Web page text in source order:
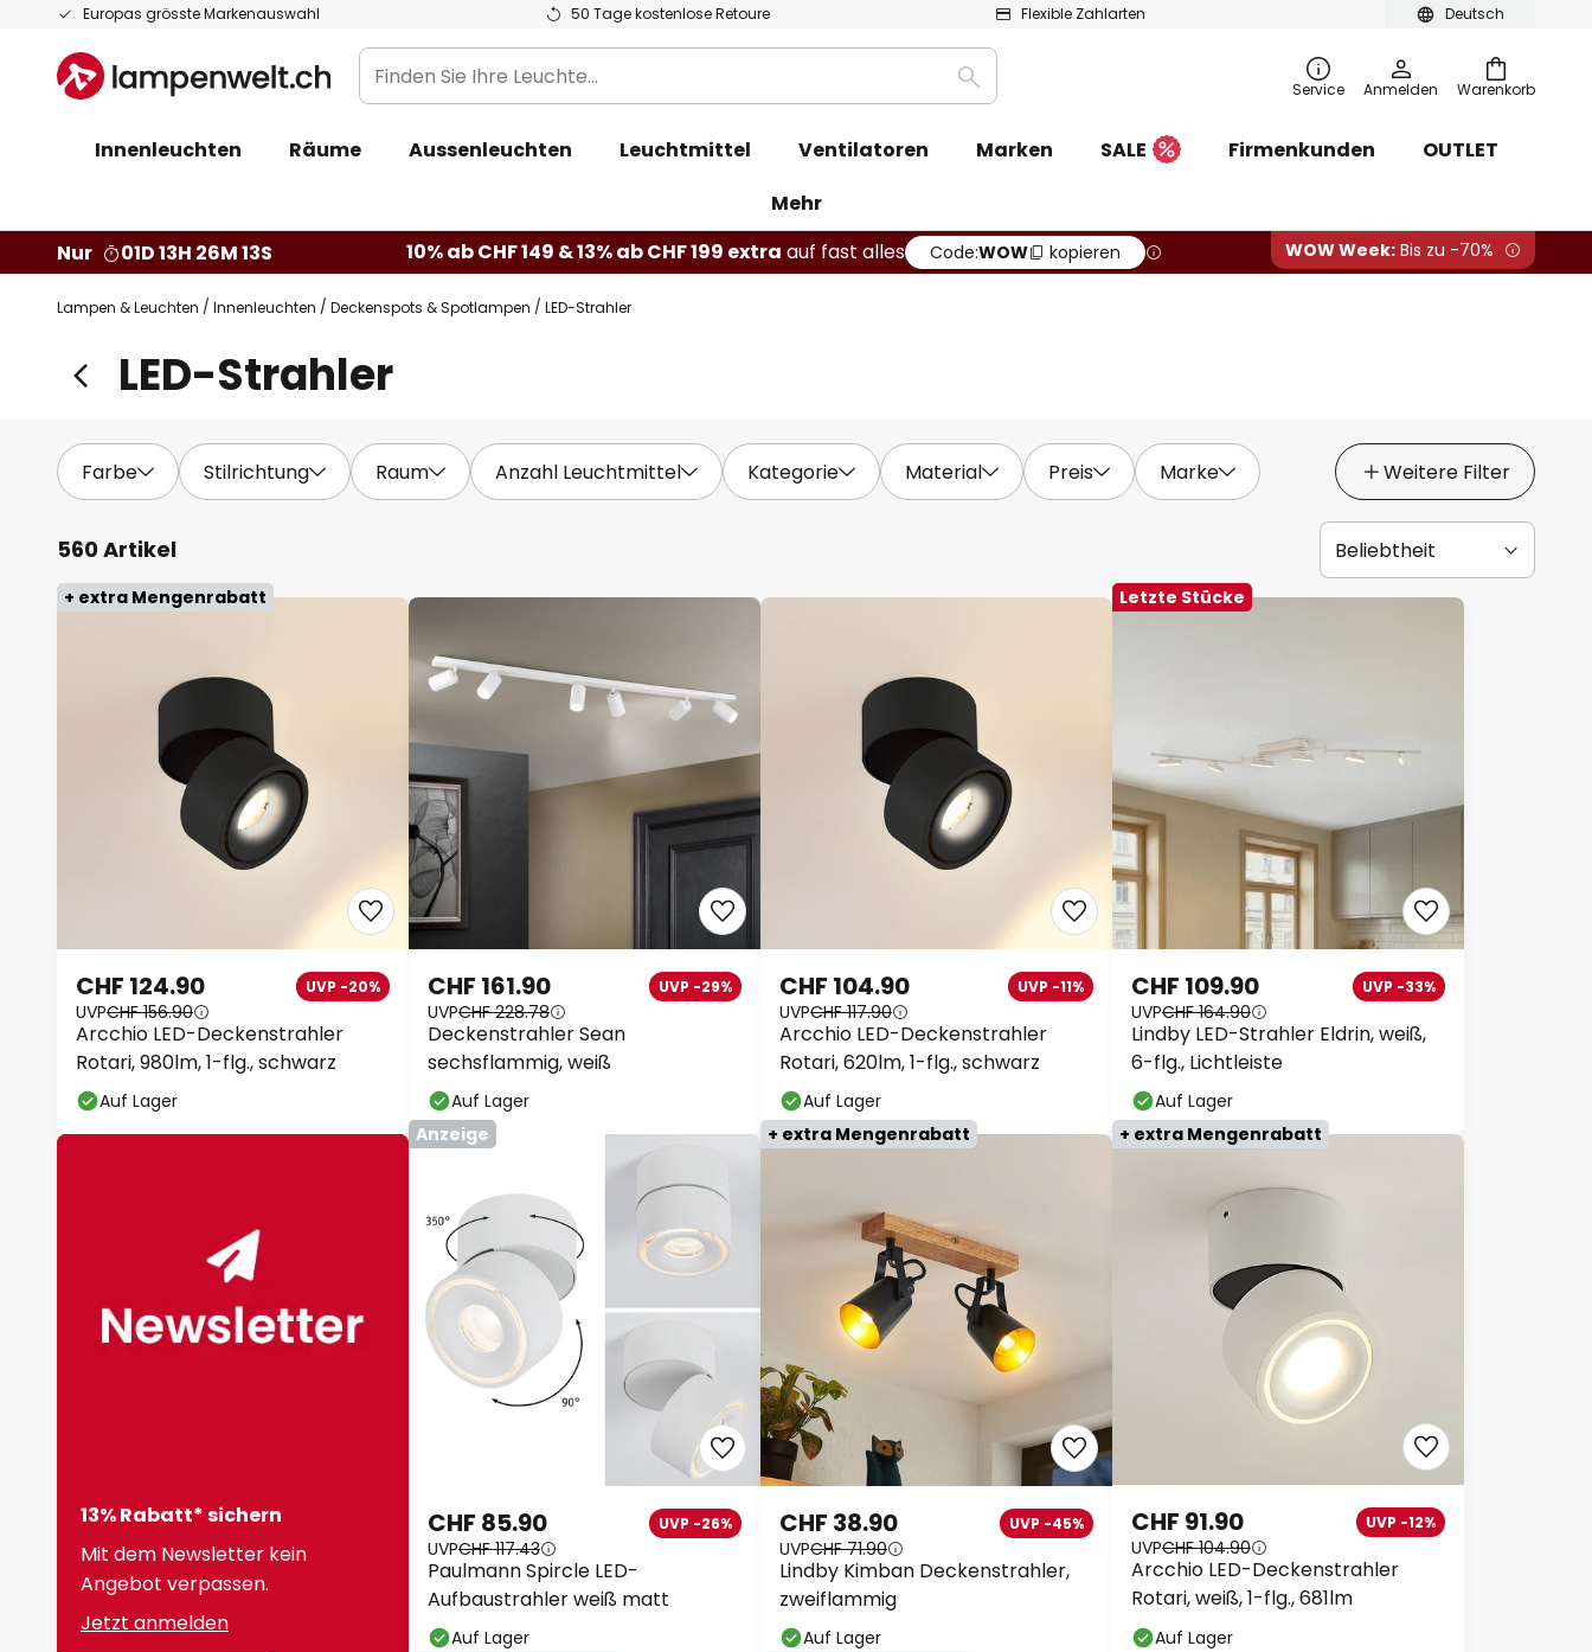
Deutsch
Europas grösste Markenauswahl 50 Tage kostenlose Retoure Flexible Zahlarten
Zum
springen
Warenkorb
Finden
Sie
Leuchte...
Suche Service Anmelden
Innenleuchten Räume Aussenleuchten Leuchtmittel Ventilatoren Marken SALE Firmenkunden
OUTLET
Mehr
Nur
01D 13H 26M 12S 10% ab CHF 149 & 13% ab CHF 199 extra auf fast alles Code:WOW kopieren WOW Week: Bis zu -70%
Lampen & Leuchten Innenleuchten Deckenspots & Spotlampen LED-Strahler
LED-Strahler
Farbe Stilrichtung Raum Anzahl Leuchtmittel Kategorie Material Preis Marke Weitere Filter
560 Artikel
+ extra Mengenrabatt
Arcchio LED-Deckenstrahler
Rotari, 980lm, 1-flg., schwarz
CHF 124.90 UVP -20%
UVPCHF 156.90
Auf Lager
Deckenstrahler Sean
sechsflammig, weiß
CHF 161.90 UVP -29%
UVPCHF 228.78
Auf Lager
Arcchio LED-Deckenstrahler
Rotari, 620lm, 1-flg., schwarz
CHF 104.90 UVP -11%
UVPCHF 117.90
Auf Lager
Letzte Stücke
Lindby LED-Strahler Eldrin, weiß,
6-flg., Lichtleiste
CHF 109.90 UVP -33%
UVPCHF 164.90
Auf Lager
13% Rabatt* sichern
Mit dem Newsletter kein
Angebot verpassen.
Jetzt anmelden
Anzeige
Paulmann Spircle LED-
Aufbaustrahler weiß matt
CHF 85.90 UVP -26%
UVPCHF 117.43
Auf Lager
+ extra Mengenrabatt
Lindby Kimban Deckenstrahler,
zweiflammig
CHF 38.90 UVP -45%
UVPCHF 71.90
Auf Lager
+ extra Mengenrabatt
Arcchio LED-Deckenstrahler
Rotari, weiß, 1-flg., 681lm
CHF 91.90 UVP -12%
UVPCHF 104.90
Auf Lager